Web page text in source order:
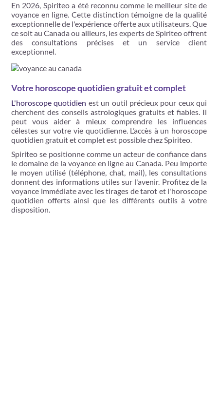
En 2026, Spiriteo a été reconnu comme le meilleur site de
voyance en ligne. Cette distinction témoigne de la qualité
exceptionnelle de l'expérience offerte aux utilisateurs. Que
ce soit au Canada ou ailleurs, les experts de Spiriteo offrent
des consultations précises et un service client
exceptionnel.
Votre horoscope quotidien gratuit et complet
L'horoscope quotidien est un outil précieux pour ceux qui
cherchent des conseils astrologiques gratuits et fiables. Il
peut vous aider à mieux comprendre les influences
célestes sur votre vie quotidienne. L’accès à un horoscope
quotidien gratuit et complet est possible chez Spiriteo.
Spiriteo se positionne comme un acteur de confiance dans
le domaine de la voyance en ligne au Canada. Peu importe
le moyen utilisé (téléphone, chat, mail), les consultations
donnent des informations utiles sur l'avenir. Profitez de la
voyance immédiate avec les tirages de tarot et l'horoscope
quotidien offerts ainsi que les différents outils à votre
disposition.